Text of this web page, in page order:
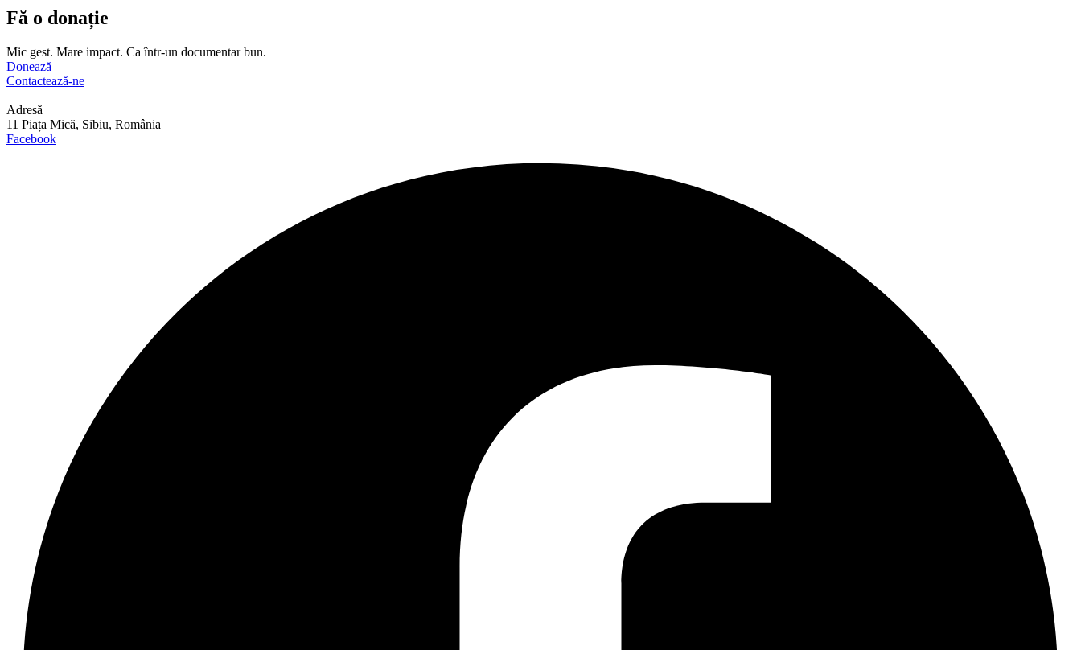
Fă o donație
Mic gest. Mare impact. Ca într-un documentar bun.
Donează
Contactează-ne
Adresă
11 Piața Mică, Sibiu, România
Facebook